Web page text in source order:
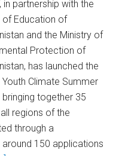
in partnership with the
of Education of
and the Ministry of
Protection of
has launched the
Climate Summer
bringing together 35
regions of the
through a
150 applications